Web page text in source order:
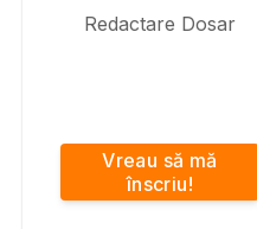
Redactare Dosar
Vreau să mă
înscriu!